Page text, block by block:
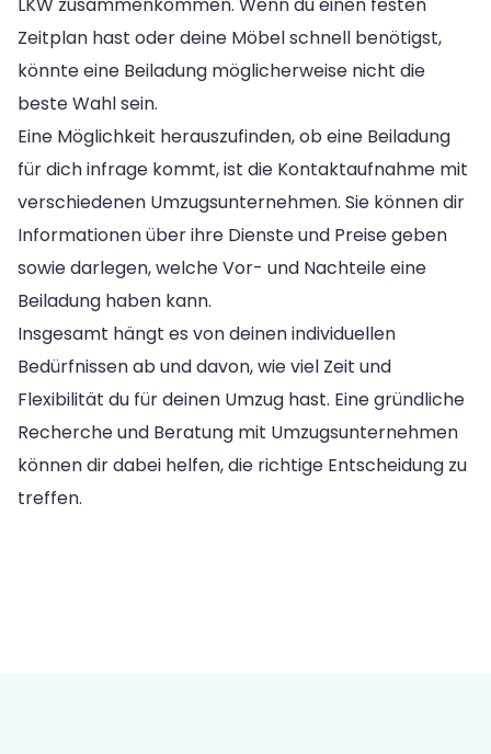
Zeitplan hast oder deine Möbel schnell benötigst,
könnte eine Beiladung möglicherweise nicht die
beste Wahl sein.
Eine Möglichkeit herauszufinden, ob eine Beiladung
für dich infrage kommt, ist die Kontaktaufnahme mit
verschiedenen Umzugsunternehmen. Sie können dir
Informationen über ihre Dienste und Preise geben
sowie darlegen, welche Vor- und Nachteile eine
Beiladung haben kann.
Insgesamt hängt es von deinen individuellen
Bedürfnissen ab und davon, wie viel Zeit und
Flexibilität du für deinen Umzug hast. Eine gründliche
Recherche und Beratung mit Umzugsunternehmen
können dir dabei helfen, die richtige Entscheidung zu
treffen.